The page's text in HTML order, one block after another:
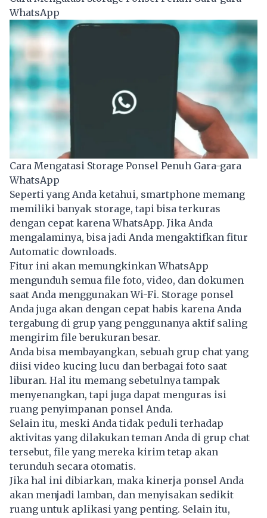
WhatsApp
Cara Mengatasi Storage Ponsel Penuh Gara-gara
WhatsApp
Seperti yang Anda ketahui, smartphone memang
memiliki banyak storage, tapi bisa terkuras
dengan cepat karena WhatsApp. Jika Anda
mengalaminya, bisa jadi Anda mengaktifkan fitur
Automatic downloads.
Fitur ini akan memungkinkan WhatsApp
mengunduh semua file foto, video, dan dokumen
saat Anda menggunakan Wi-Fi. Storage ponsel
Anda juga akan dengan cepat habis karena Anda
tergabung di grup yang penggunanya aktif saling
mengirim file berukuran besar.
Anda bisa membayangkan, sebuah grup chat yang
diisi video kucing lucu dan berbagai foto saat
liburan. Hal itu memang sebetulnya tampak
menyenangkan, tapi juga dapat menguras isi
ruang penyimpanan ponsel Anda.
Selain itu, meski Anda tidak peduli terhadap
aktivitas yang dilakukan teman Anda di grup chat
tersebut, file yang mereka kirim tetap akan
terunduh secara otomatis.
Jika hal ini dibiarkan, maka kinerja ponsel Anda
akan menjadi lamban, dan menyisakan sedikit
ruang untuk aplikasi yang penting. Selain itu,